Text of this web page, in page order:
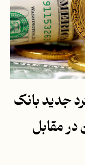
جدید بانک
در مقابل